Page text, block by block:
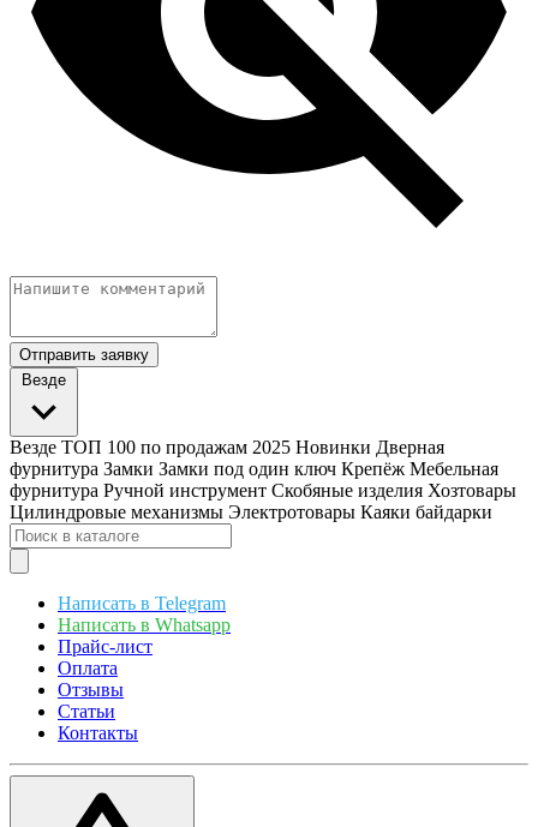
Отправить заявку
Везде
Везде ТОП 100 по продажам 2025 Новинки Дверная
фурнитура Замки Замки под один ключ Крепёж Мебельная
фурнитура Ручной инструмент Скобяные изделия Хозтовары
Цилиндровые механизмы Электротовары Каяки байдарки
Написать в Telegram
Написать в Whatsapp
Прайс-лист
Оплата
Отзывы
Статьи
Контакты